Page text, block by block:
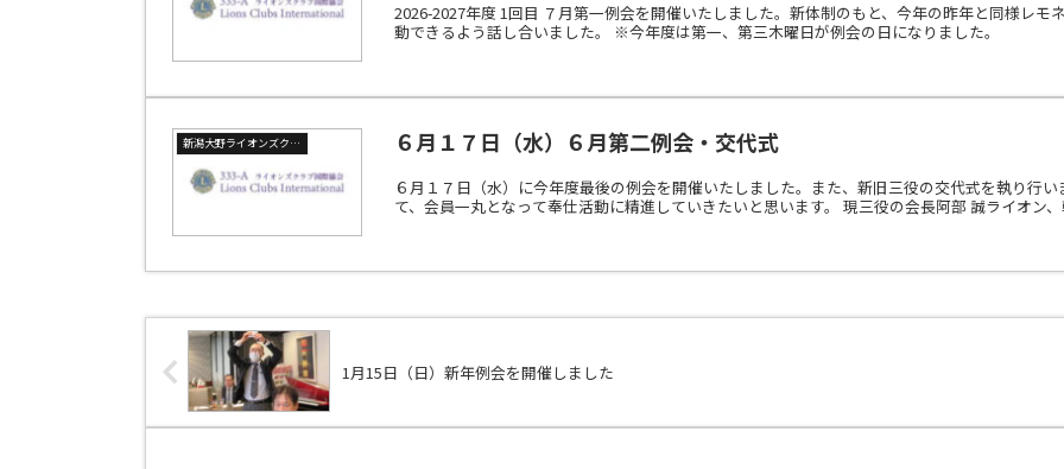
2026-2027年度 1回目 ７月第一例会を開催いたしました。新体制のもと、今年の昨年と同様レ
動できるよう話し合いました。 ※今年度は第一、第三木曜日が例会の日になりました。
新潟大野ライオンズクラブ ６月１７日（水）６月第二例会・交代式
６月１７日（水）に今年度最後の例会を開催いたしました。また、新旧三役の交代式を執り行
て、会員一丸となって奉仕活動に精進していきたいと思います。 現三役の会長阿部 誠ライオン
1月15日（日）新年例会を開催しました